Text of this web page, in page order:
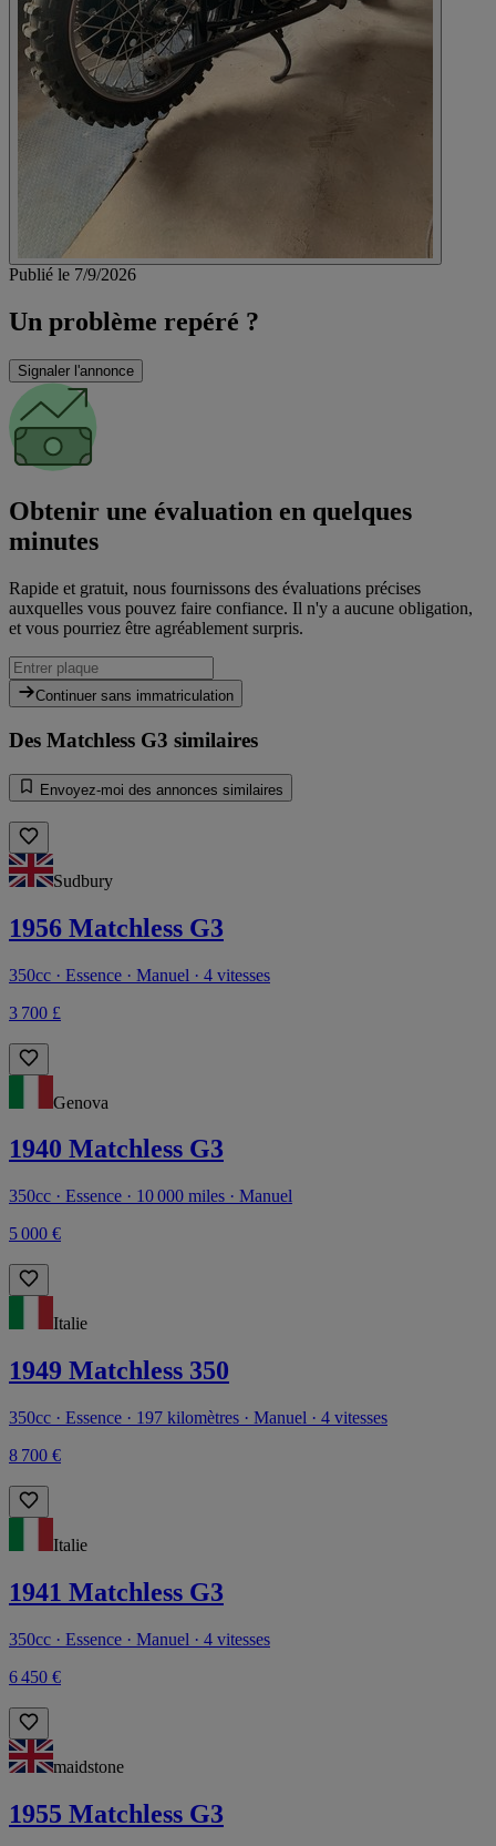
Publié le 7/9/2026
Un problème repéré ?
Signaler l'annonce
Obtenir une évaluation en quelques
minutes
Rapide et gratuit, nous fournissons des évaluations précises
auxquelles vous pouvez faire confiance. Il n'y a aucune obligation,
et vous pourriez être agréablement surpris.
Continuer sans immatriculation
Des Matchless G3 similaires
Envoyez-moi des annonces similaires
Sudbury
1956 Matchless G3
350cc · Essence · Manuel · 4 vitesses
3 700 £
Genova
1940 Matchless G3
350cc · Essence · 10 000 miles · Manuel
5 000 €
Italie
1949 Matchless 350
350cc · Essence · 197 kilomètres · Manuel · 4 vitesses
8 700 €
Italie
1941 Matchless G3
350cc · Essence · Manuel · 4 vitesses
6 450 €
maidstone
1955 Matchless G3